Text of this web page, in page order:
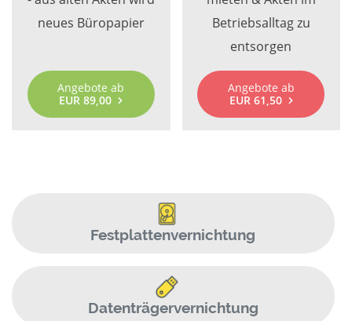
neues Büropapier
Angebote ab
EUR 89,00
Betriebsalltag zu
entsorgen
Angebote ab
EUR 61,50
Festplattenvernichtung
Datenträgervernichtung